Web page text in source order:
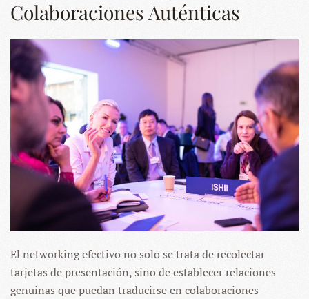
Colaboraciones Auténticas
El networking efectivo no solo se trata de recolectar
tarjetas de presentación, sino de establecer relaciones
genuinas que puedan traducirse en colaboraciones